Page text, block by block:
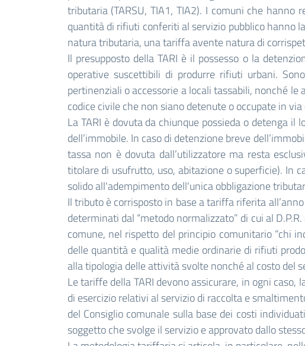
tributaria (TARSU, TIA1, TIA2). I comuni che
quantità di rifiuti conferiti al servizio pubblico hanno
natura tributaria, una tariffa avente natura di
Il presupposto della TARI è il possesso o la
operative suscettibili di produrre rifiuti urbani.
pertinenziali o accessorie a locali tassabili, nonché
codice civile che non siano detenute o occupate in via
La TARI è dovuta da chiunque possieda o detenga il
dell’immobile. In caso di detenzione breve
tassa non è dovuta dall’utilizzatore ma resta
titolare di usufrutto, uso, abitazione o superficie). In
solido all'adempimento dell'unica obbligazione
Il tributo è corrisposto in base a tariffa riferita
determinati dal “metodo normalizzato” di cui al
comune, nel rispetto del principio comunitario “chi
delle quantità e qualità medie ordinarie di rifiuti
alla tipologia delle attività svolte nonché al costo del
Le tariffe della TARI devono assicurare, in ogni
di esercizio relativi al servizio di raccolta e
del Consiglio comunale sulla base dei costi
soggetto che svolge il servizio e approvato dallo